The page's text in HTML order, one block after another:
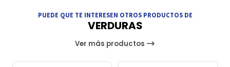
PUEDE QUE TE INTERESEN OTROS PRODUCTOS DE
VERDURAS
Ver más productos